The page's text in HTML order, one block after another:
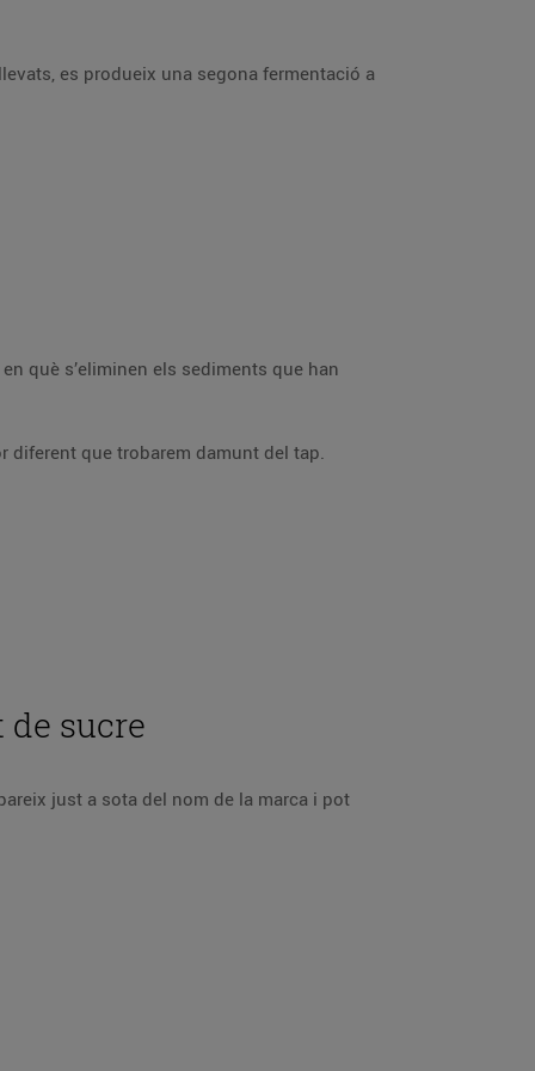
es produeix una segona fermentació a
què s’eliminen els sediments que han
diferent que trobarem damunt del tap.
sucre
just a sota del nom de la marca i pot